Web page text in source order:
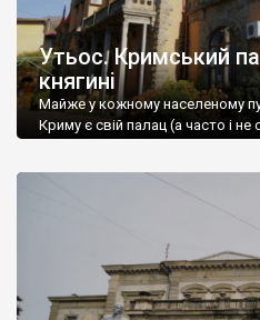
Утьос. Кримський
княгині
Майже у кожному населеному
Криму є свій палац (а часто і не